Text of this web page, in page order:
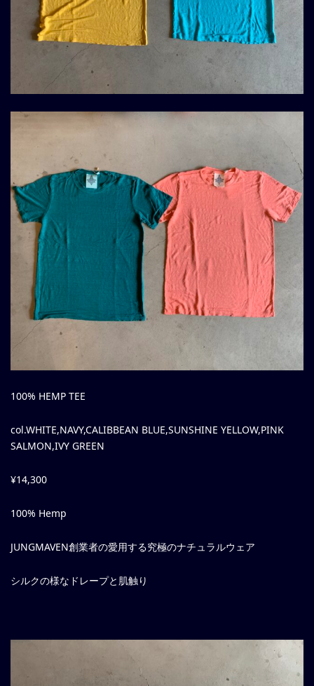
100% HEMP TEE
col.WHITE,NAVY,CALIBBEAN BLUE,SUNSHINE YELLOW,PINK
SALMON,IVY GREEN
¥14,300
100% Hemp
JUNGMAVEN創業者の愛用する究極のナチュラルウェア
シルクの様なドレープと肌触り